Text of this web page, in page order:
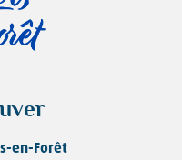
en-Forêt